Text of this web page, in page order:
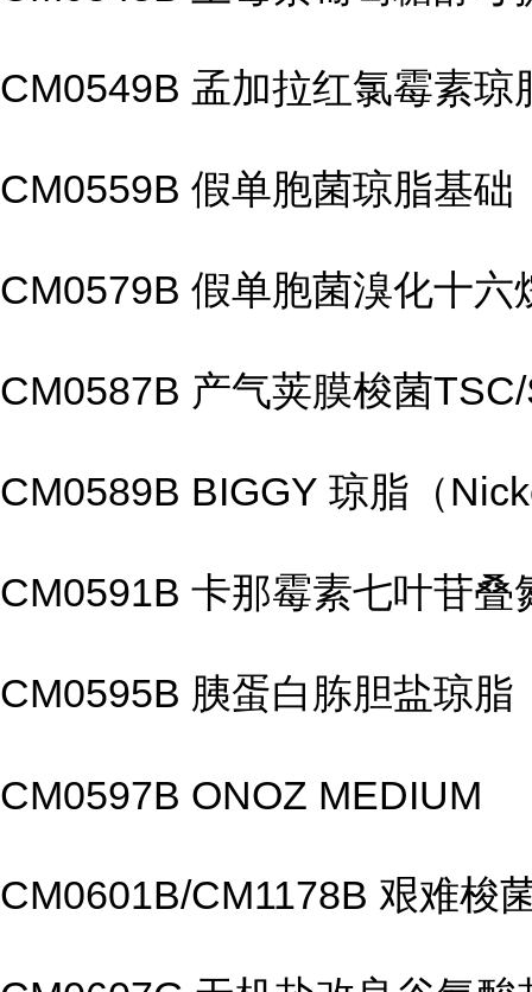
CM0549B 孟加拉红氯霉素琼
CM0559B 假单胞菌琼脂基础
CM0579B 假单胞菌溴化十六
CM0587B 产气荚膜梭菌
CM0589B BIGGY 琼脂（
CM0591B 卡那霉素七叶苷叠
CM0595B 胰蛋白胨胆盐琼脂
CM0597B ONOZ MEDIUM
CM0601B/CM1178B 艰难梭